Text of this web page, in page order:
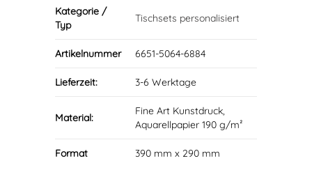
Kategorie /
Typ
Tischsets personalisiert
Artikelnummer 6651-5064-6884
Lieferzeit: 3-6 Werktage
Material:
Fine Art Kunstdruck,
Aquarellpapier 190 g/m²
Format 390 mm x 290 mm